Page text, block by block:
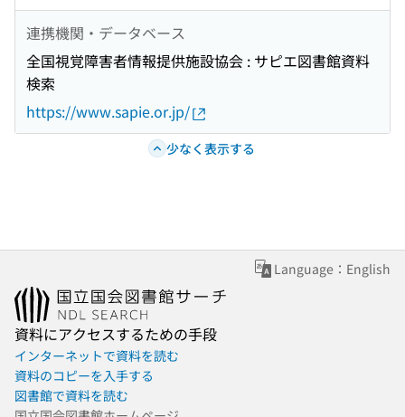
連携機関・データベース
全国視覚障害者情報提供施設協会 : サピエ図書館資料
検索
https://www.sapie.or.jp/
少なく表示する
Language：English
資料にアクセスするための手段
インターネットで資料を読む
資料のコピーを入手する
図書館で資料を読む